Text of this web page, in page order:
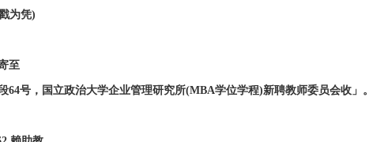
为凭)
至
号，国立政治大学企业管理研究所(MBA学位学程)新聘教师委员会收」。